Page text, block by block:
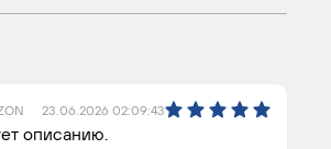
23.06.2026 02:09:43
описанию.